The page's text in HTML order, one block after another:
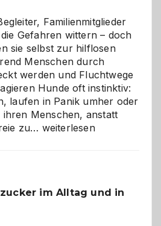
Familienmitglieder
Gefahren wittern – doch
sie selbst zur hilflosen
Menschen durch
werden und Fluchtwege
Hunde oft instinktiv:
laufen in Panik umher oder
Menschen, anstatt
zu… Wenn
Gefahr
weiterlesen
im Alltag und in